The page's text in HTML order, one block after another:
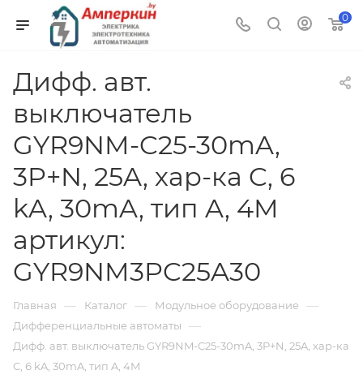
0
Дифф. авт.
выключатель
GYR9NM-C25-30mA,
3P+N, 25A, хар-ка C, 6
kA, 30mA, тип A, 4M
артикул:
GYR9NM3PC25A30
Главная — Каталог — Модульное оборудование —
Дифференциальные автоматы —
Дифф. авт. выключатель GYR9NM-C25-30mA, 3P+N, 25A, хар-ка
C, 6 kA, 30mA, тип A, 4M